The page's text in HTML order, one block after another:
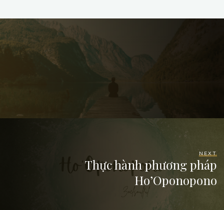
NEXT
Thực hành phương pháp
Ho’Oponopono